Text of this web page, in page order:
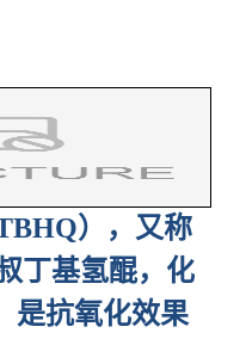
），又称
丁基氢醌，化
是抗氧化效果